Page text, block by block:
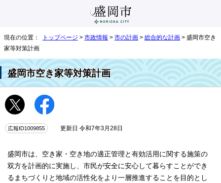
現在の位置： トップページ > 市政情報 > 市の計画 > 総合的な計画 > 盛岡市空き
家等対策計画
盛岡市空き家等対策計画
広報ID1009855 更新日 令和7年3月28日
盛岡市は、空き家・空き地の適正管理と有効活用に関する施策の
双方を計画的に実施し、市民が安全に安心して暮らすことができ
るまちづくりと地域の活性化をより一層推進することを目的とし